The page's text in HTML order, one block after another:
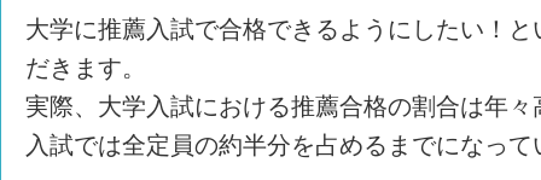
大学に推薦入試で合格できるようにしたい！
だきます。
実際、大学入試における推薦合格の割合は年
入試では全定員の約半分を占めるまでになって